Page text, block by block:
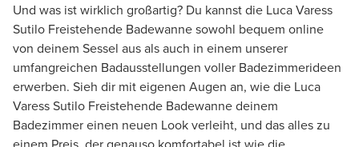
Und was ist wirklich großartig? Du kannst die Luca Varess
Sutilo Freistehende Badewanne sowohl bequem online
von deinem Sessel aus als auch in einem unserer
umfangreichen Badausstellungen voller Badezimmerideen
erwerben. Sieh dir mit eigenen Augen an, wie die Luca
Varess Sutilo Freistehende Badewanne deinem
Badezimmer einen neuen Look verleiht, und das alles zu